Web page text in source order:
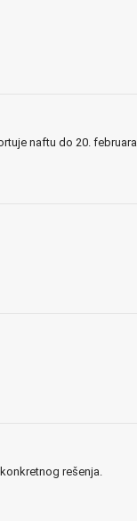
naftu do 20. februara.
rešenja.